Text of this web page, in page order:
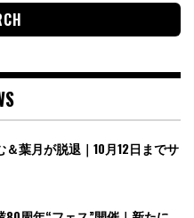
＆葉月が脱退｜10月12日までサ